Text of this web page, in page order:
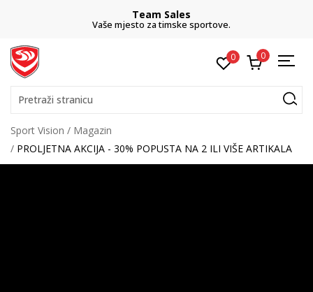
Team Sales
Vaše mjesto za timske sportove.
0 0
Pretraži stranicu
Sport Vision
Magazin
PROLJETNA AKCIJA - 30% POPUSTA NA 2 ILI VIŠE ARTIKALA